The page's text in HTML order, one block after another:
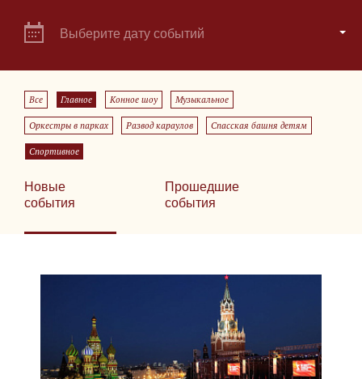
Выберите дату событий
Все Главное Конное шоу Музыкальное
Оркестры в парках Развод караулов Спасская башня детям
Спортивное
Новые
события
Прошедшие
события